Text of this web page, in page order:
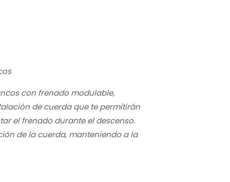
con frenado modulable,
de cuerda que te permitirán
el frenado durante el descenso.
de la cuerda, manteniendo a la